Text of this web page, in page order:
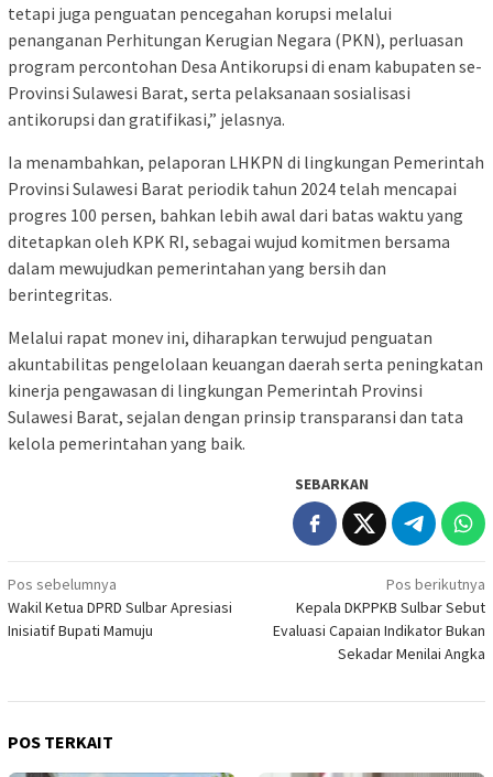
tetapi juga penguatan pencegahan korupsi melalui
penanganan Perhitungan Kerugian Negara (PKN), perluasan
program percontohan Desa Antikorupsi di enam kabupaten se-
Provinsi Sulawesi Barat, serta pelaksanaan sosialisasi
antikorupsi dan gratifikasi,” jelasnya.
Ia menambahkan, pelaporan LHKPN di lingkungan Pemerintah
Provinsi Sulawesi Barat periodik tahun 2024 telah mencapai
progres 100 persen, bahkan lebih awal dari batas waktu yang
ditetapkan oleh KPK RI, sebagai wujud komitmen bersama
dalam mewujudkan pemerintahan yang bersih dan
berintegritas.
Melalui rapat monev ini, diharapkan terwujud penguatan
akuntabilitas pengelolaan keuangan daerah serta peningkatan
kinerja pengawasan di lingkungan Pemerintah Provinsi
Sulawesi Barat, sejalan dengan prinsip transparansi dan tata
kelola pemerintahan yang baik.
SEBARKAN
Navigasi
pos
Pos sebelumnya
Wakil Ketua DPRD Sulbar Apresiasi
Inisiatif Bupati Mamuju
Pos berikutnya
Kepala DKPPKB Sulbar Sebut
Evaluasi Capaian Indikator Bukan
Sekadar Menilai Angka
POS TERKAIT